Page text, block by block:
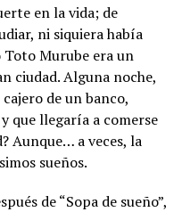
en la vida; de
ni siquiera había
Toto Murube era un
ciudad. Alguna noche,
de un banco,
que llegaría a comerse
Aunque… a veces, la
sueños.
de “Sopa de sueño”,